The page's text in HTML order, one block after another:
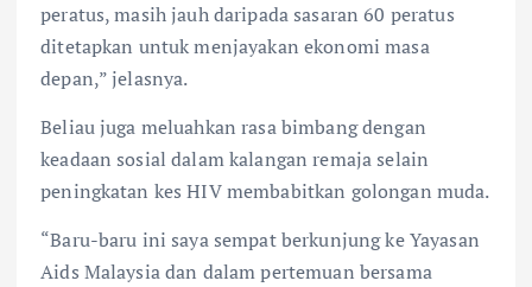
peratus, masih jauh daripada sasaran 60 peratus
ditetapkan untuk menjayakan ekonomi masa
depan,” jelasnya.
Beliau juga meluahkan rasa bimbang dengan
keadaan sosial dalam kalangan remaja selain
peningkatan kes HIV membabitkan golongan muda.
“Baru-baru ini saya sempat berkunjung ke Yayasan
Aids Malaysia dan dalam pertemuan bersama